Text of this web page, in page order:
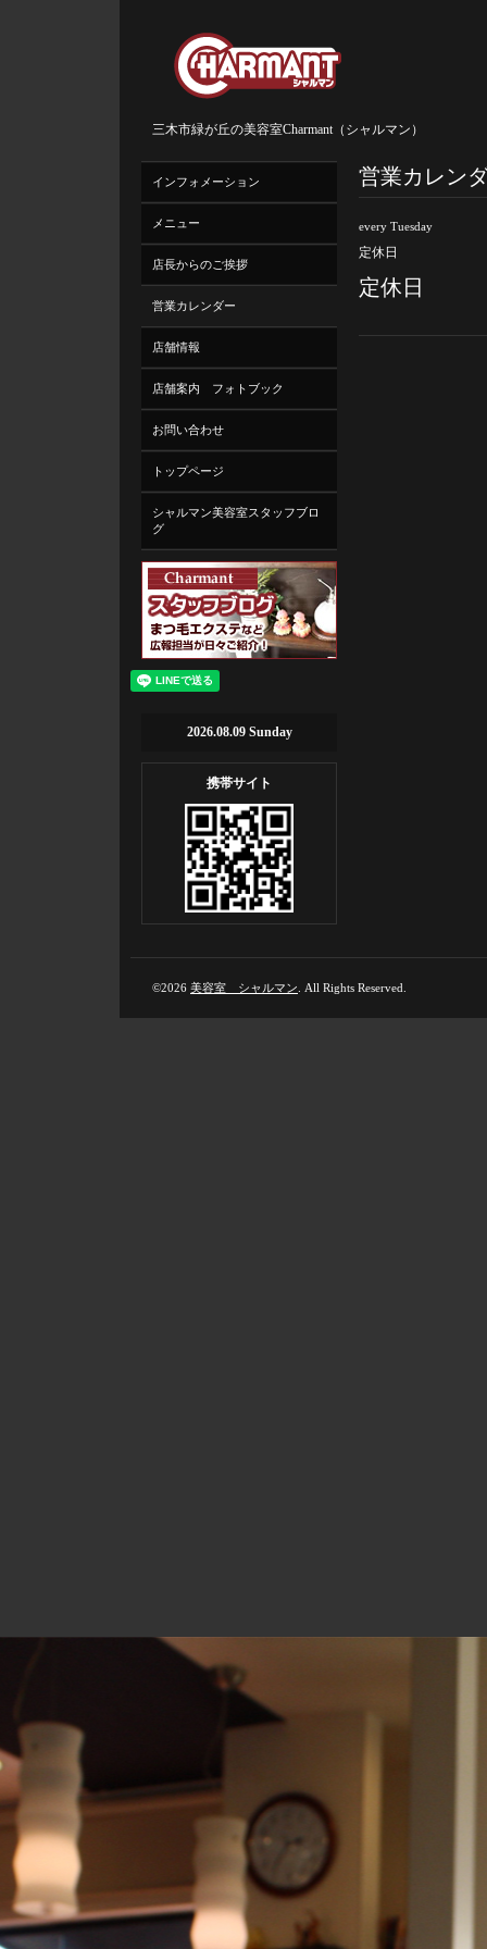
三木市緑が丘の美容室Charmant（シャルマン）
営業カレン
every Tuesday
定休日
定休日
インフォメーション
メニュー
店長からのご挨拶
営業カレンダー
店舗情報
店舗案内 フォトブック
お問い合わせ
トップページ
シャルマン美容室スタッフブロ
グ
2026.08.09 Sunday
携帯サイト
©2026 美容室 シャルマン . All Rights Reserved.